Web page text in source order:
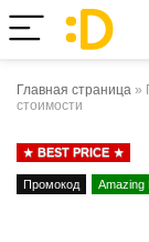
Главная страница »
стоимости
BEST PRICE
Промокод Amazing